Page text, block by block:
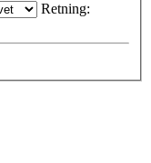
Retning: